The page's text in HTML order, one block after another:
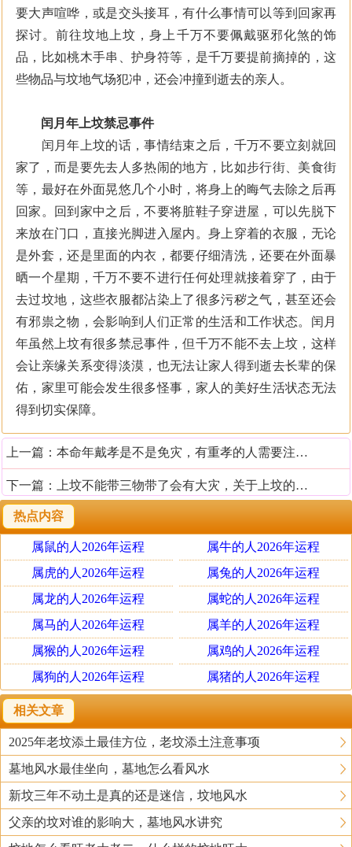
要大声喧哗，或是交头接耳，有什么事情可以等到回家再
探讨。前往坟地上坟，身上千万不要佩戴驱邪化煞的饰
品，比如桃木手串、护身符等，是千万要提前摘掉的，这
些物品与坟地气场犯冲，还会冲撞到逝去的亲人。
闰月年上坟禁忌事件
闰月年上坟的话，事情结束之后，千万不要立刻就回
家了，而是要先去人多热闹的地方，比如步行街、美食街
等，最好在外面晃悠几个小时，将身上的晦气去除之后再
回家。回到家中之后，不要将脏鞋子穿进屋，可以先脱下
来放在门口，直接光脚进入屋内。身上穿着的衣服，无论
是外套，还是里面的内衣，都要仔细清洗，还要在外面暴
晒一个星期，千万不要不进行任何处理就接着穿了，由于
去过坟地，这些衣服都沾染上了很多污秽之气，甚至还会
有邪祟之物，会影响到人们正常的生活和工作状态。闰月
年虽然上坟有很多禁忌事件，但千万不能不去上坟，这样
会让亲缘关系变得淡漠，也无法让家人得到逝去长辈的保
佑，家里可能会发生很多怪事，家人的美好生活状态无法
得到切实保障。
上一篇： 本命年戴孝是不是免灾，有重孝的人需要注意什么
下一篇： 上坟不能带三物带了会有大灾，关于上坟的风水讲究
热点内容
属鼠的人2026年运程
属牛的人2026年运程
属虎的人2026年运程
属兔的人2026年运程
属龙的人2026年运程
属蛇的人2026年运程
属马的人2026年运程
属羊的人2026年运程
属猴的人2026年运程
属鸡的人2026年运程
属狗的人2026年运程
属猪的人2026年运程
相关文章
2025年老坟添土最佳方位，老坟添土注意事项
墓地风水最佳坐向，墓地怎么看风水
新坟三年不动土是真的还是迷信，坟地风水
父亲的坟对谁的影响大，墓地风水讲究